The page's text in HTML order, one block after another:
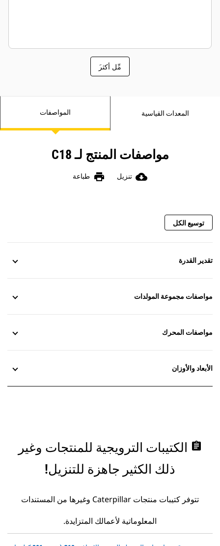
َمِّل أكثر
المواصفات المعدات القياسية
مواصفات المنتج لـ C18
cloud_download تنزيل print طباعة
توسيع الكل
تقدير القدرة
مواصفات مجموعة المولدات
مواصفات المحرك
الأبعاد والأوزان
assignment الكتيبات الترويجية للمنتجات وغير
ذلك الكثير جاهزة للتنزيل!
تتوفر كتيبات منتجات Caterpillar وغيرها من المستندات
المعلوماتية لأعمالك المتزايدة.